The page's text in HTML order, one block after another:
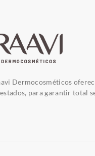
Dermocosméticos
para garantir total